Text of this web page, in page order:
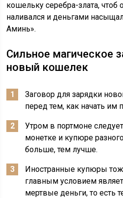
кошельку серебра-злата, чтоб
наливался и деньгами
Аминь».
Сильное магическое
новый кошелек
Заговор для зарядки
перед тем, как начать им
Утром в портмоне
монетке и купюре
больше, тем лучше.
Иностранные купюры
главным условием
мертвые деньги, то есть